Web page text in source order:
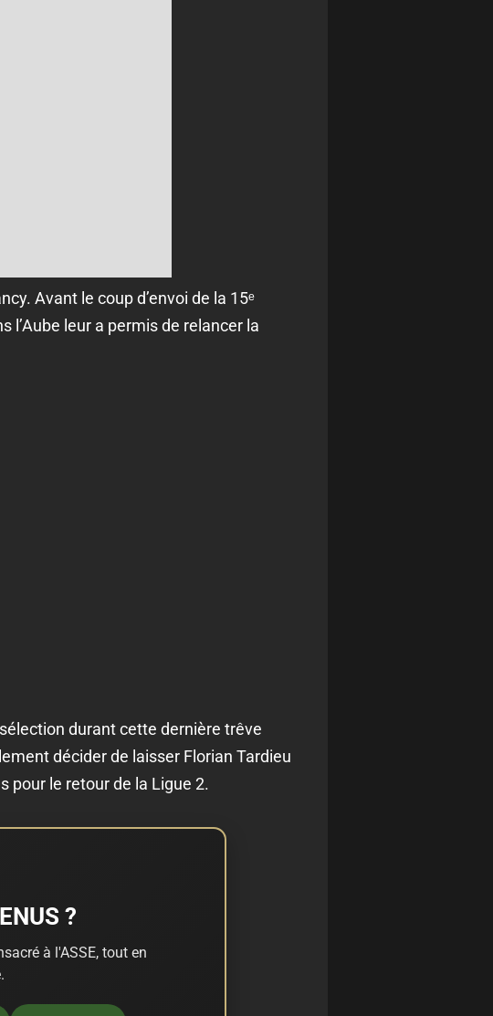
Avant le coup d’envoi de la 15ᵉ
l’Aube leur a permis de relancer la
durant cette dernière trêve
décider de laisser Florian Tardieu
pour le retour de la Ligue 2.
?
à l'ASSE, tout en